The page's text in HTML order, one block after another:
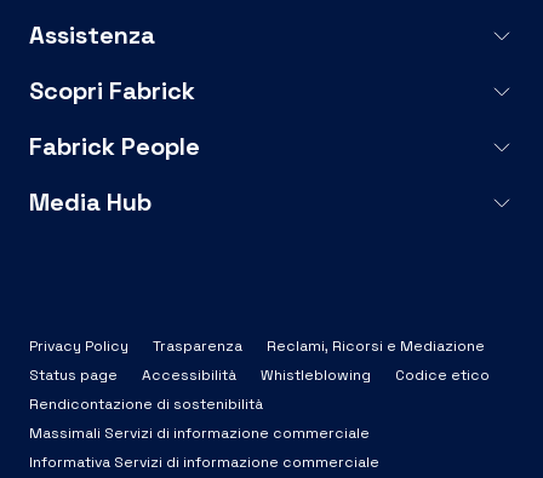
Assistenza
Scopri Fabrick
Fabrick People
Media Hub
Privacy Policy Trasparenza
Reclami, Ricorsi e Mediazione
Status page
Accessibilità Whistleblowing
Codice etico
Rendicontazione di sostenibilità
Massimali Servizi di informazione commerciale
Informativa Servizi di informazione commerciale